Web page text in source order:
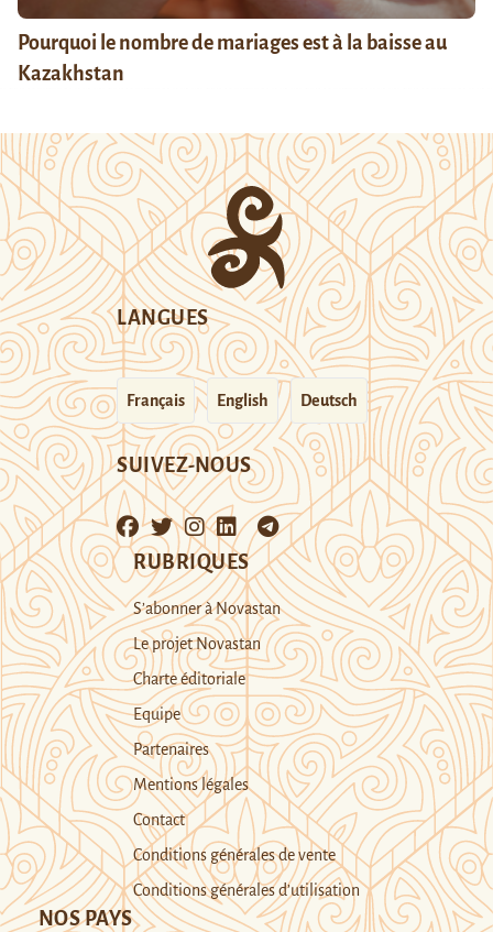
Pourquoi le nombre de mariages est à la baisse au
Kazakhstan
LANGUES
Français English Deutsch
SUIVEZ-NOUS
RUBRIQUES
S’abonner à Novastan
Le projet Novastan
Charte éditoriale
Equipe
Partenaires
Mentions légales
Contact
Conditions générales de vente
Conditions générales d’utilisation
NOS PAYS